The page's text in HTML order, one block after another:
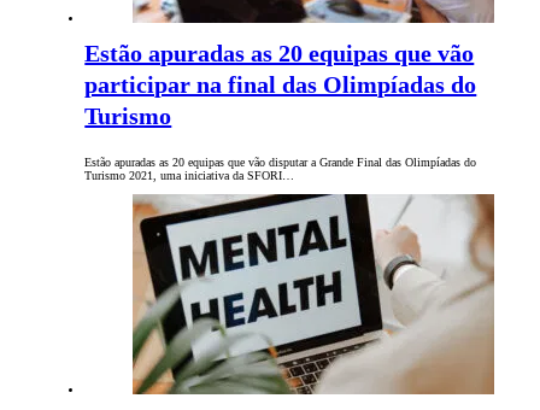
Estão apuradas as 20 equipas que vão
participar na final das Olimpíadas do
Turismo
Estão apuradas as 20 equipas que vão disputar a Grande Final das Olimpíadas do
Turismo 2021, uma iniciativa da SFORI…